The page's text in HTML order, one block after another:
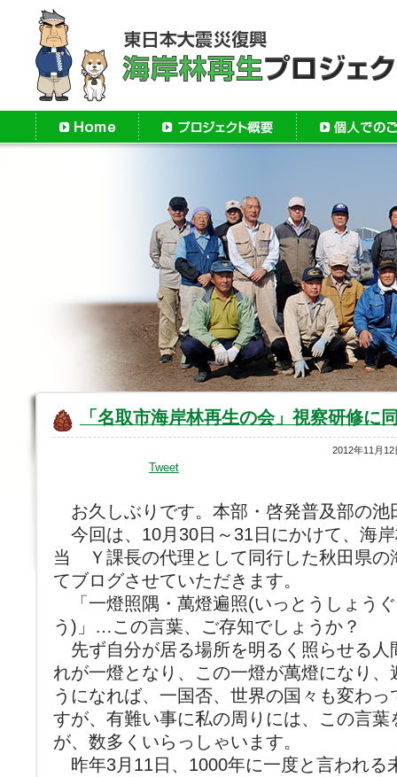
「名取市海岸林再生の会」視察研修に
2012年11月
Tweet
お久しぶりです。本部・啓発普及部の池
今回は、10月30日～31日にかけて、海
当 Ｙ課長の代理として同行した秋田県の
てブログさせていただきます。
「一燈照隅・萬燈遍照(いっとうしょう
う)」…この言葉、ご存知でしょうか？
先ず自分が居る場所を明るく照らせる人
れが一燈となり、この一燈が萬燈になり
うになれば、一国否、世界の国々も変わ
すが、有難い事に私の周りには、この言
が、数多くいらっしゃいます。
昨年3月11日、1000年に一度と言われる